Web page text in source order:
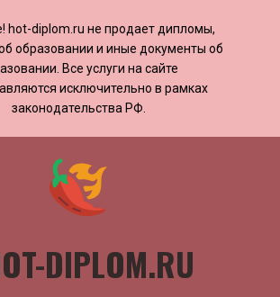
​​​​hot-diplom.ru не продает дипломы,
образовании и иные документы об
Все услуги на сайте
исключительно в рамках
законодательства РФ.
DIPLOM.RU